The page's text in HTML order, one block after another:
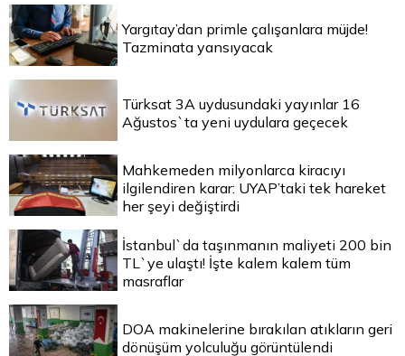
Yargıtay’dan primle çalışanlara müjde!
Tazminata yansıyacak
Türksat 3A uydusundaki yayınlar 16
Ağustos`ta yeni uydulara geçecek
Mahkemeden milyonlarca kiracıyı
ilgilendiren karar: UYAP’taki tek hareket
her şeyi değiştirdi
İstanbul`da taşınmanın maliyeti 200 bin
TL`ye ulaştı! İşte kalem kalem tüm
masraflar
DOA makinelerine bırakılan atıkların geri
dönüşüm yolculuğu görüntülendi